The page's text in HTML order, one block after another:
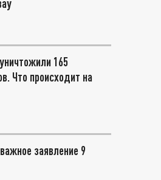
165
Что происходит на
заявление 9